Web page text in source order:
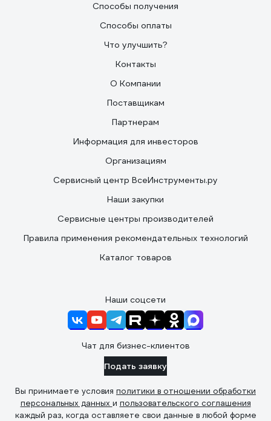
Способы получения
Способы оплаты
Что улучшить?
Контакты
О Компании
Поставщикам
Партнерам
Информация для инвесторов
Организациям
Сервисный центр ВсеИнструменты.ру
Наши закупки
Сервисные центры производителей
Правила применения рекомендательных технологий
Каталог товаров
Наши соцсети
Чат для бизнес-клиентов
Подать заявку
Вы принимаете условия политики в отношении обработки
персональных данных и пользовательского соглашения
каждый раз, когда оставляете свои данные в любой форме